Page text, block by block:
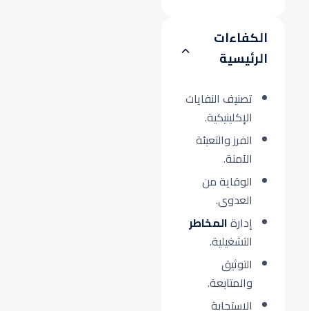
الكفاءات
الرئيسية
تصنيف النفايات
الإكلينيكية.
الفرز والتعبئة
الآمنة.
الوقاية من
العدوى.
إدارةالمخاطر
التشغيلية.
التوثيق
والمتابعة.
الاستجابة